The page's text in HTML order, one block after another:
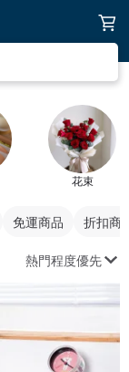
花束
免運商品 折扣商
熱門程度優先